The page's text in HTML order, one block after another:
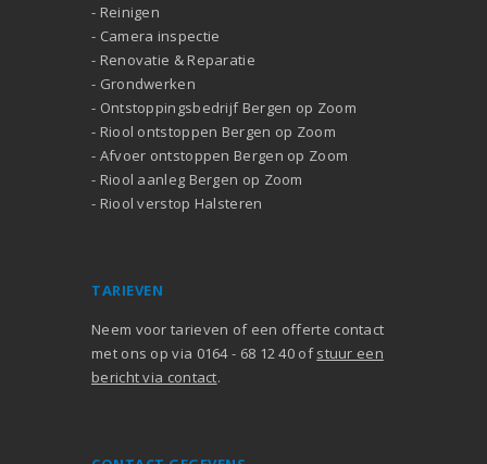
- Reinigen
- Camera inspectie
- Renovatie & Reparatie
- Grondwerken
- Ontstoppingsbedrijf Bergen op Zoom
- Riool ontstoppen Bergen op Zoom
- Afvoer ontstoppen Bergen op Zoom
- Riool aanleg Bergen op Zoom
- Riool verstop Halsteren
TARIEVEN
Neem voor tarieven of een offerte contact
met ons op via 0164 - 68 12 40 ofstuur een
bericht via contact.